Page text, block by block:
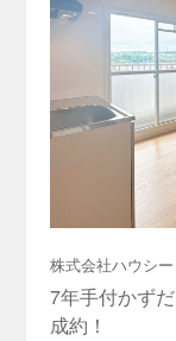
株式会社ハウシ
7年手付かず
成約！